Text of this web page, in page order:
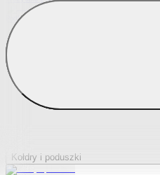
Podkładki na materace
Materace nawierzchniowe
Kołdry i poduszki